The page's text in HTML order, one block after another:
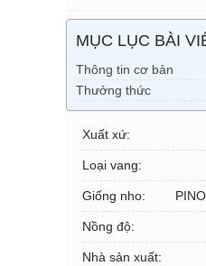
MỤC LỤC BÀI
Thông tin cơ bản
Thưởng thức
Xuất xứ:
Loại vang:
Giống nho:
Nồng độ:
Nhà sản xuất: